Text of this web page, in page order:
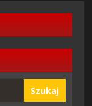
Szukaj